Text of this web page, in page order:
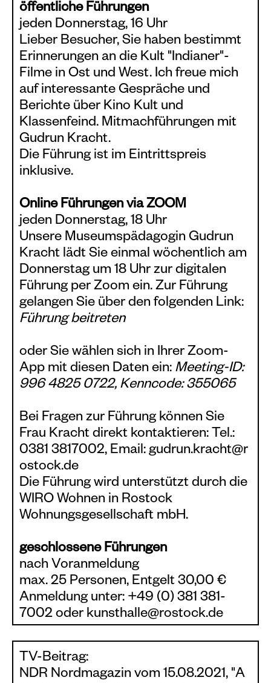
öffentliche Führungen
jeden Donnerstag, 16 Uhr
Lieber Besucher, Sie haben bestimmt
Erinnerungen an die Kult "Indianer"-
Filme in Ost und West. Ich freue mich
auf interessante Gespräche und
Berichte über Kino Kult und
Klassenfeind. Mitmachführungen mit
Gudrun Kracht.
Die Führung ist im Eintrittspreis
inklusive.
Online Führungen via ZOOM
jeden Donnerstag, 18 Uhr
Unsere Museumspädagogin Gudrun
Kracht lädt Sie einmal wöchentlich am
Donnerstag um 18 Uhr zur digitalen
Führung per Zoom ein. Zur Führung
gelangen Sie über den folgenden Link:
Führung beitreten
oder Sie wählen sich in Ihrer Zoom-
App mit diesen Daten ein: Meeting-ID:
996 4825 0722, Kenncode: 355065
Bei Fragen zur Führung können Sie
Frau Kracht direkt kontaktieren: Tel.:
0381 3817002, Email: gudrun.kracht@r
ostock.de
Die Führung wird unterstützt durch die
WIRO Wohnen in Rostock
Wohnungsgesellschaft mbH.
geschlossene Führungen
nach Voranmeldung
max. 25 Personen, Entgelt 30,00 €
Anmeldung unter: +49 (0) 381 381-
7002 oder kunsthalle@rostock.de
TV-Beitrag:
NDR Nordmagazin vom 15.08.2021, "A